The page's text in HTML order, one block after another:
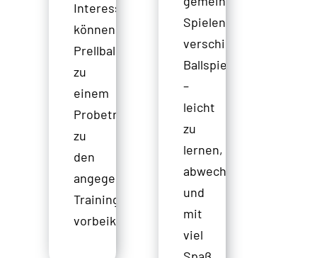
Interesse
können
Prellballinteressiere
zu
einem
Probetraining
zu
den
angegebenen
Trainingszeiten
vorbeikommen.
Spielen
verschiedener
Ballspiele
–
leicht
zu
lernen,
abwechslungsreich
und
mit
viel